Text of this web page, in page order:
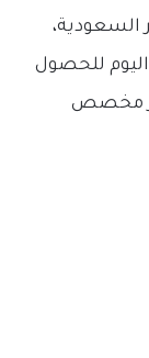
السعودية،
للحصول
مخصص